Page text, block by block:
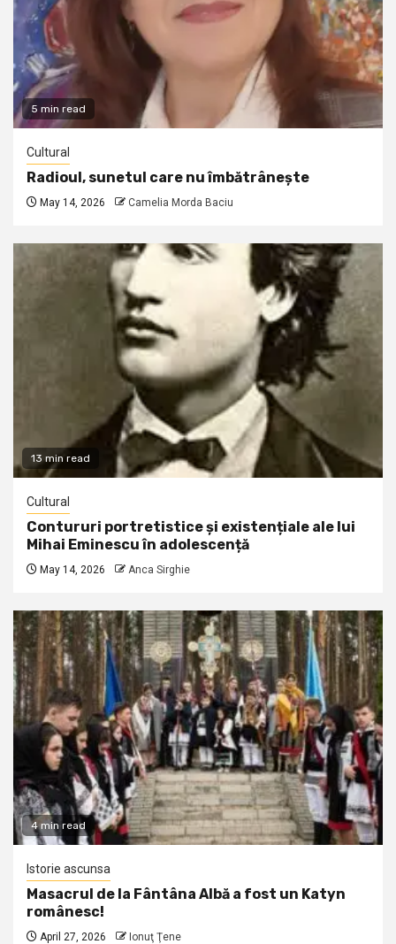
5 min read
Cultural
Radioul, sunetul care nu îmbătrânește
May 14, 2026 Camelia Morda Baciu
13 min read
Cultural
Contururi portretistice și existențiale ale lui
Mihai Eminescu în adolescență
May 14, 2026 Anca Sirghie
4 min read
Istorie ascunsa
Masacrul de la Fântâna Albă a fost un Katyn
românesc!
April 27, 2026 Ionuţ Ţene